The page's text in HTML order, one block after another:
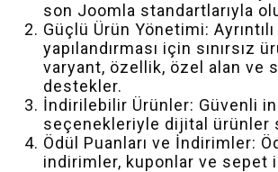
son Joomla standartlarıyla
Güçlü Ürün Yönetimi:
yapılandırması için sınırsız
varyant, özellik, özel alan ve
destekler.
İndirilebilir Ürünler: Güvenli
seçenekleriyle dijital ürünler
Ödül Puanları ve İndirimler:
indirimler, kuponlar ve sepet